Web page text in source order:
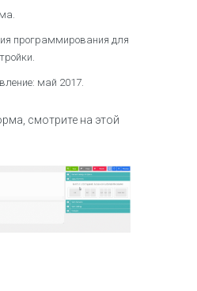
программирования для
май 2017.
смотрите на этой